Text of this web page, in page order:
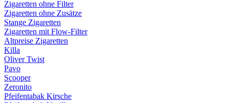
Zigaretten ohne Filter
Zigaretten ohne Zusätze
Stange Zigaretten
Zigaretten mit Flow-Filter
Altpreise Zigaretten
Killa
Oliver Twist
Pavo
Scooper
Zeronito
Pfeifentabak Kirsche